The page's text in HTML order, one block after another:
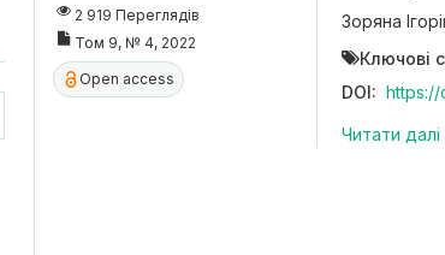
2 919 Переглядів
Том 9, № 4, 2022
Open access
Зоряна
Ключові
DOI: https://
Читати далі